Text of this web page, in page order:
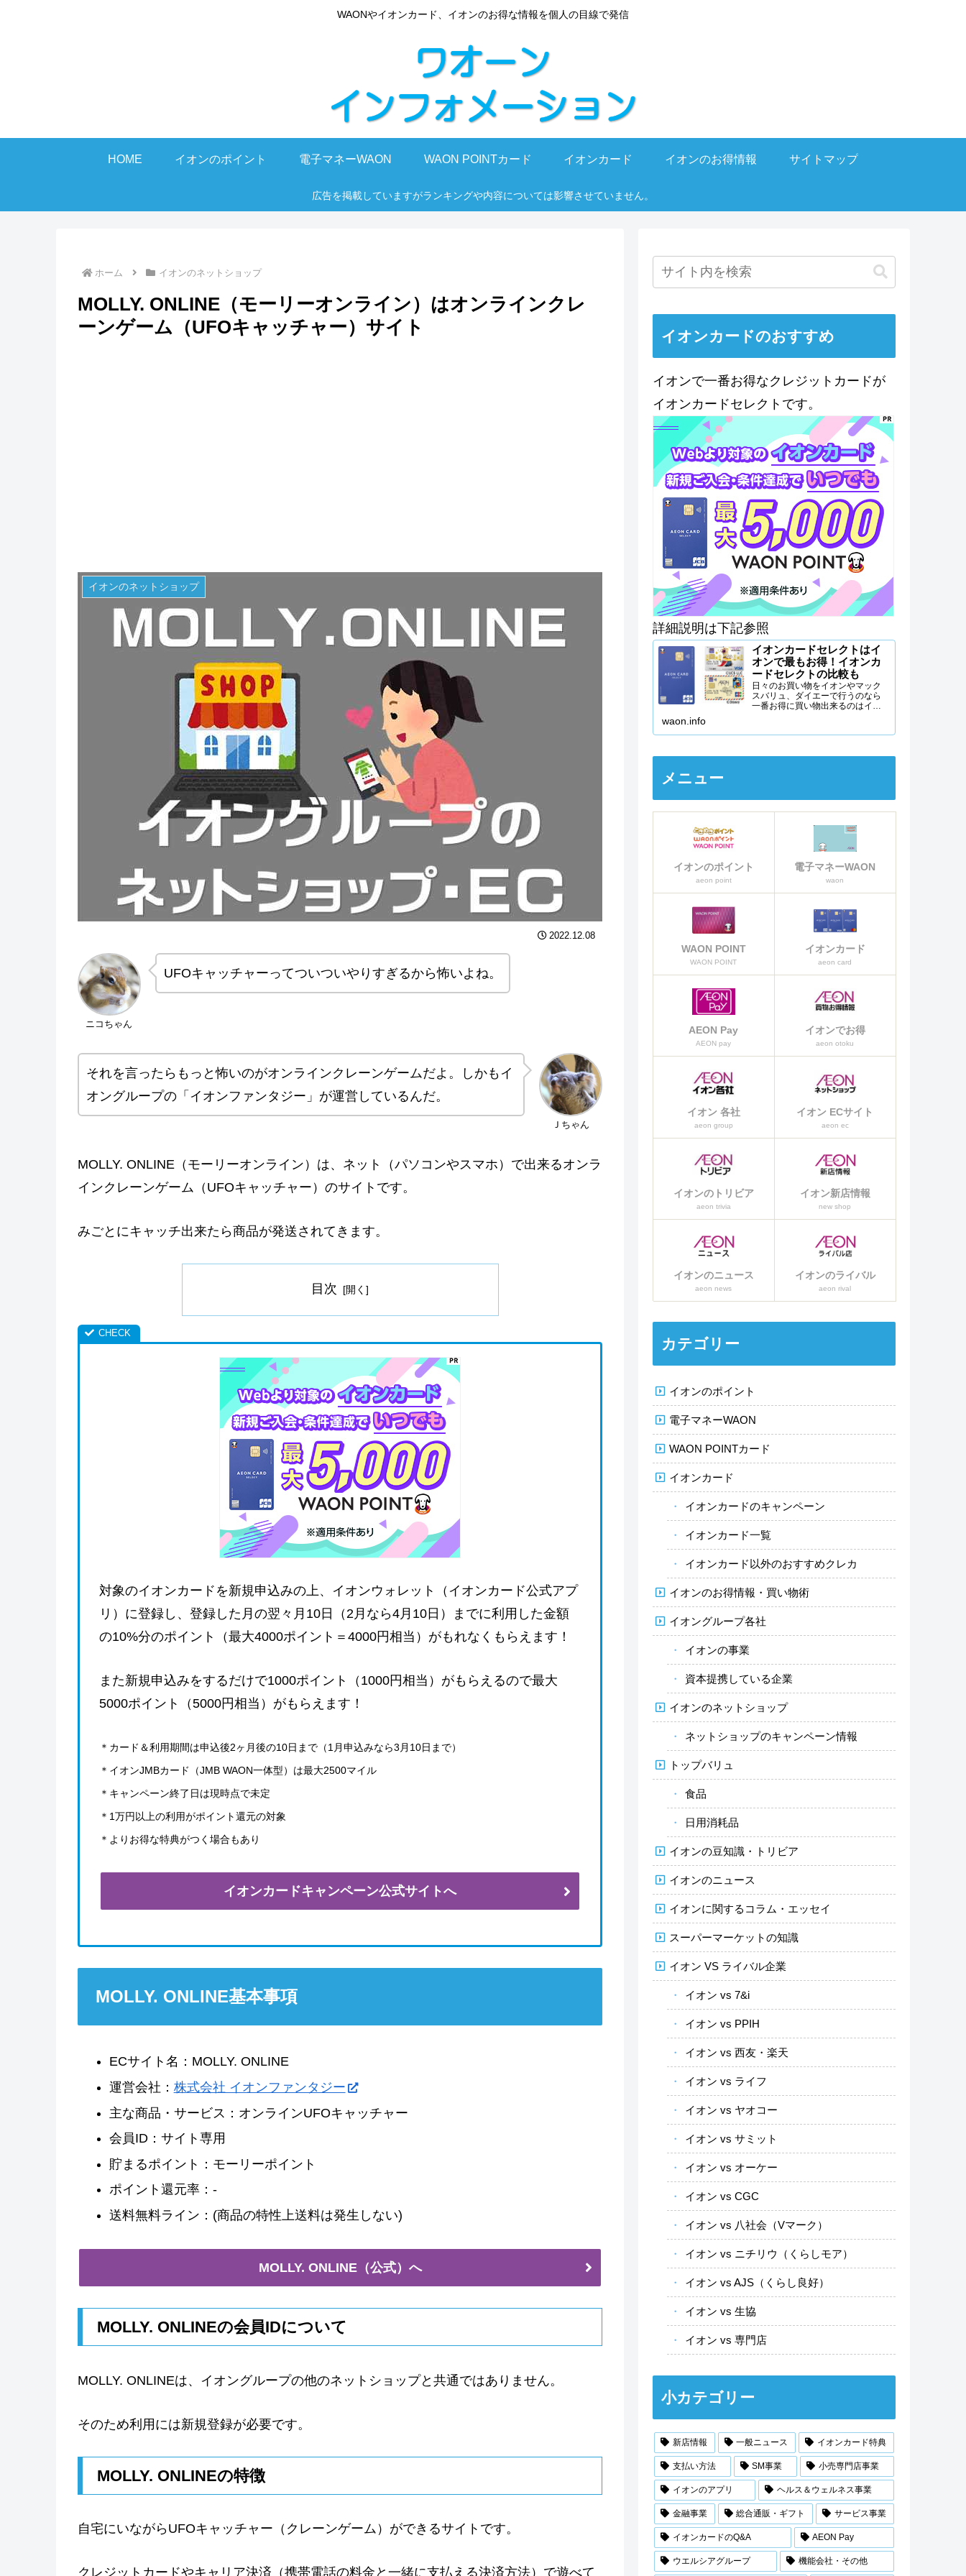
WAONやイオンカード、イオンのお得な情報を個人の目線で発信
HOME イオンのポイント 電子マネーWAON WAON POINTカード イオンカード イオンのお得情報 サイトマップ
広告を掲載していますがランキングや内容については影響させていません。
ホーム イオンのネットショップ
MOLLY. ONLINE（モーリーオンライン）はオンラインクレ
ーンゲーム（UFOキャッチャー）サイト
イオンのネットショップ
2022.12.08
ニコちゃん
UFOキャッチャーってついついやりすぎるから怖いよね。
Ｊちゃん
それを言ったらもっと怖いのがオンラインクレーンゲームだよ。しかもイ
オングループの「イオンファンタジー」が運営しているんだ。
MOLLY. ONLINE（モーリーオンライン）は、ネット（パソコンやスマホ）で出来るオンラ
インクレーンゲーム（UFOキャッチャー）のサイトです。
みごとにキャッチ出来たら商品が発送されてきます。
目次
対象のイオンカードを新規申込みの上、イオンウォレット（イオンカード公式アプ
リ）に登録し、登録した月の翌々月10日（2月なら4月10日）までに利用した金額
の10%分のポイント（最大4000ポイント＝4000円相当）がもれなくもらえます！
また新規申込みをするだけで1000ポイント（1000円相当）がもらえるので最大
5000ポイント（5000円相当）がもらえます！
＊カード＆利用期間は申込後2ヶ月後の10日まで（1月申込みなら3月10日まで）
＊イオンJMBカード（JMB WAON一体型）は最大2500マイル
＊キャンペーン終了日は現時点で未定
＊1万円以上の利用がポイント還元の対象
＊よりお得な特典がつく場合もあり
イオンカードキャンペーン公式サイトへ
MOLLY. ONLINE基本事項
ECサイト名：MOLLY. ONLINE
運営会社： 株式会社 イオンファンタジー
主な商品・サービス：オンラインUFOキャッチャー
会員ID：サイト専用
貯まるポイント：モーリーポイント
ポイント還元率：-
送料無料ライン：(商品の特性上送料は発生しない)
MOLLY. ONLINE（公式）へ
MOLLY. ONLINEの会員IDについて
MOLLY. ONLINEは、イオングループの他のネットショップと共通ではありません。
そのため利用には新規登録が必要です。
MOLLY. ONLINEの特徴
自宅にいながらUFOキャッチャー（クレーンゲーム）ができるサイトです。
クレジットカードやキャリア決済（携帯電話の料金と一緒に支払える決済方法）で遊べて
イオンカードのおすすめ
イオンで一番お得なクレジットカードが
イオンカードセレクトです。
詳細説明は下記参照
イオンカードセレクトはイ
オンで最もお得！イオンカ
ードセレクトの比較も
日々のお買い物をイオンやマック
スバリュ、ダイエーで行うのなら
一番お得に買い物出来るのはイオ
から、イオンカードセレクトがな
カードなのか詳しく説明をしてい
waon.info
メニュー
イオンのポイント
aeon point
電子マネーWAON
waon
WAON POINT
WAON POINT
イオンカード
aeon card
AEON Pay
AEON pay
イオンでお得
aeon otoku
イオン 各社
aeon group
イオン ECサイト
aeon ec
イオンのトリビア
aeon trivia
イオン新店情報
new shop
イオンのニュース
aeon news
イオンのライバル
aeon rival
カテゴリー
イオンのポイント
電子マネーWAON
WAON POINTカード
イオンカード
イオンカードのキャンペーン
イオンカード一覧
イオンカード以外のおすすめクレカ
イオンのお得情報・買い物術
イオングループ各社
イオンの事業
資本提携している企業
イオンのネットショップ
ネットショップのキャンペーン情報
トップバリュ
食品
日用消耗品
イオンの豆知識・トリビア
イオンのニュース
イオンに関するコラム・エッセイ
スーパーマーケットの知識
イオン VS ライバル企業
イオン vs 7&i
イオン vs PPIH
イオン vs 西友・楽天
イオン vs ライフ
イオン vs ヤオコー
イオン vs サミット
イオン vs オーケー
イオン vs CGC
イオン vs 八社会（Vマーク）
イオン vs ニチリウ（くらしモア）
イオン vs AJS（くらし良好）
イオン vs 生協
イオン vs 専門店
小カテゴリー
新店情報 一般ニュース イオンカード特典
支払い方法 SM事業 小売専門店事業
イオンのアプリ ヘルス＆ウェルネス事業
金融事業 総合通販・ギフト サービス事業
イオンカードのQ&A AEON Pay
ウエルシアグループ 機能会社・その他